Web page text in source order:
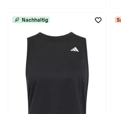
Nachhaltig